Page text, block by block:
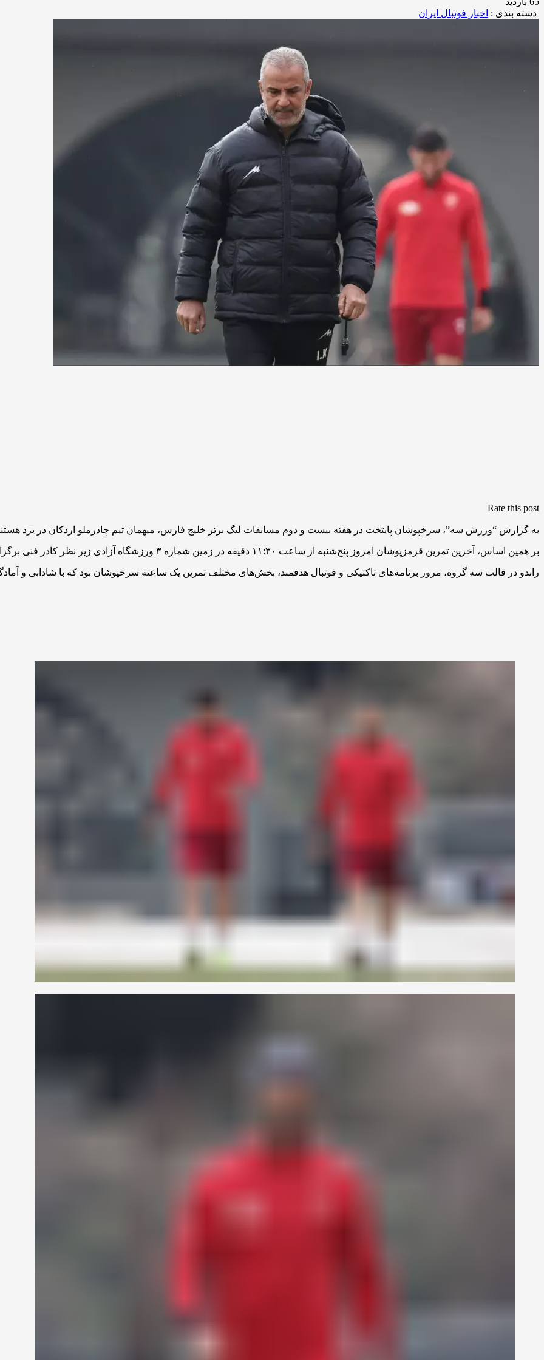
دسته بندی : اخبار فوتبال ایران
Rate this post
به گزارش “ورزش سه”، سرخپوشان پایتخت در هفته بیست و دوم مسابقات لیگ برتر خلیج فارس، میهمان تیم چادرملو اردکان در یزد
بر همین اساس، آخرین تمرین قرمزپوشان امروز پنج‌شنبه از ساعت ۱۱:۳۰ دقیقه در زمین شماره ۳ ورزشگاه آزادی زیر نظر کادر فنی برگزار شد.
راندو در قالب سه گروه، مرور برنامه‌های تاکتیکی و فوتبال هدفمند، بخش‌های مختلف تمرین یک ساعته سرخپوشان بود که با شادابی و